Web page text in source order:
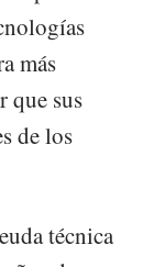
más
que sus
de los
técnica